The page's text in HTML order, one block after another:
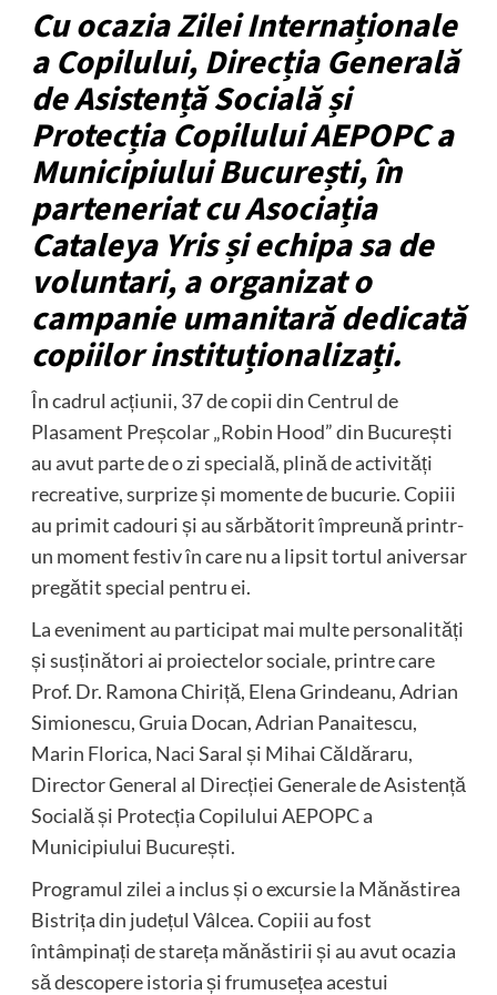
Cu ocazia Zilei Internaționale
a Copilului, Direcția Generală
de Asistență Socială și
Protecția Copilului AEPOPC a
Municipiului București, în
parteneriat cu Asociația
Cataleya Yris și echipa sa de
voluntari, a organizat o
campanie umanitară dedicată
copiilor instituționalizați.
În cadrul acțiunii, 37 de copii din Centrul de
Plasament Preșcolar „Robin Hood” din București
au avut parte de o zi specială, plină de activități
recreative, surprize și momente de bucurie. Copiii
au primit cadouri și au sărbătorit împreună printr-
un moment festiv în care nu a lipsit tortul aniversar
pregătit special pentru ei.
La eveniment au participat mai multe personalități
și susținători ai proiectelor sociale, printre care
Prof. Dr. Ramona Chiriță, Elena Grindeanu, Adrian
Simionescu, Gruia Docan, Adrian Panaitescu,
Marin Florica, Naci Saral și Mihai Căldăraru,
Director General al Direcției Generale de Asistență
Socială și Protecția Copilului AEPOPC a
Municipiului București.
Programul zilei a inclus și o excursie la Mănăstirea
Bistrița din județul Vâlcea. Copiii au fost
întâmpinați de stareța mănăstirii și au avut ocazia
să descopere istoria și frumusețea acestui